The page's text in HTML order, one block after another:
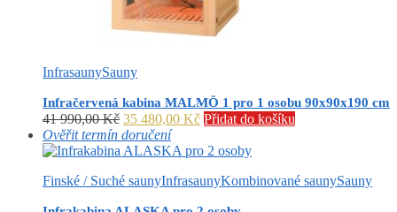
InfrasaunySauny
Infračervená kabina MALMÖ 1 pro 1 osobu 90x90x190 cm
41 990,00Kč Původní
cena
byla:
990,00 Kč.
35 480,00 KčAktuální
je:
480,00 Kč.
Přidat do košíku
Ověřit termín doručení
Finské / Suché saunyInfrasaunyKombinované saunySauny